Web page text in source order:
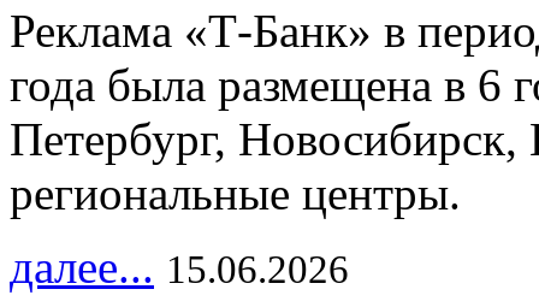
Реклама «Т-Банк» в
года была размещена в 6
Петербург,
региональные центры.
далее... 15.06.2026